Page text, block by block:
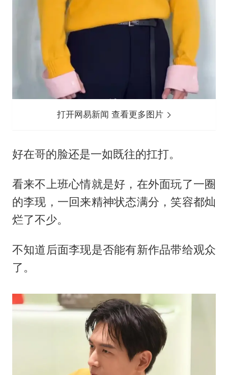
打开网易新闻 查看更多图片
好在哥的脸还是一如既往的扛打。
看来不上班心情就是好，在外面玩了一圈
的李现，一回来精神状态满分，笑容都灿
烂了不少。
不知道后面李现是否能有新作品带给观众
了。